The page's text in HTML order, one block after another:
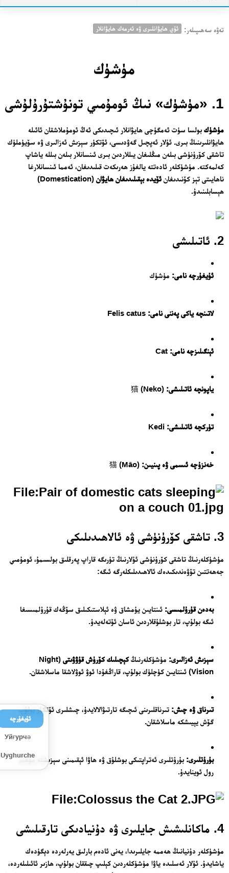
تەۋە سەھىپىلەر: ئۆي ھايۋانلىرى ۋە ئەرمەك ھايۋانلار
مۈشۈك
1. «مۈشۈك» نىڭ ئومۇمىي تونۇشتۇرۇلۇشى
مۈشۈك بولسا سۈت ئەمگۈچى ھايۋانلار ئىچىدىكى ئەڭ ئومۇملاشقان ئائىلە
ھايۋانلىرىنىڭ بىرى. ئۇلار ئەپچىل گەۋدىسى، ئۆتكۈر سېزىش ئەزالىرى ۋە سۆيۈملۈك
تاشقى كۆرۈنۈشى بىلەن مىڭلىغان يىللاردىن بىرى ئىنسانلار بىلەن بىللە ياشاپ
كەلمەكتە. مۈشۈكلەر ئادەتتە يالغۇز ھەرىكەت قىلىدىغان، ئەمما ئىنسانلارغا
ناھايىتى تېز كۆنىدىغان ئۆيدە بېقىلىدىغان ھايۋان
(Domestication)
ھېسابلىنىدۇ.
2. ئاتىلىشى
ئۇيغۇرچە نامى: مۈشۈك
لاتىنچە ياكى پەننى نامى:
ئېنگىلىزچە نامى:
ياپونچە ئاتىلىشى:
تۈركچە ئاتىلىشى:
خەنزۇچە ئىسمى ۋە پىنيىن:
3. تاشقى كۆرۈنۈشى ۋە ئالاھىدىلىكى
مۈشۈكلەرنىڭ تاشقى كۆرۈنۈشى ئۇلارنىڭ تۈرىگە قاراپ پەرقلىق بولسىمۇ، ئومۇمىي
جەھەتتىن تۆۋەندىكىدەك ئالاھىدىلىكلەرگە ئىگە:
بەدەن قۇرۇلمىسى: ئىنتايىن يۇمشاق ۋە ئېلاستىكىلىق سۆڭەك قۇرۇلمىسىغا
ئىگە بولۇپ، تار بوشلۇقلاردىن ئاسان ئۆتەلەيدۇ.
سېزىش ئەزالىرى: مۈشۈكلەرنىڭكېچىلىك كۆرۈش قۇۋۋىتى (Night
Vision) ئىنتايىن كۈچلۈك بولۇپ، قاراڭغۇدا ئوۋ ئوۋلاشقا ماسلاشقان.
تىرناق ۋە چىش: تىرناقلىرىنى ئىچىگە تارتىۋالالايدۇ، چىشلىرى ئۆتكۈر بولۇپ
گۆش يېيىشكە ماسلاشقان.
بۇرۇتلىرى: بۇرۇتلىرى ئەتراپتىكى بوشلۇق ۋە ھاۋا ئېقىمىنى سېزىشتە مۇھىم
رول ئوينايدۇ.
4. ماكانلىشىش جايلىرى ۋە دۇنيادىكى تارقىلىشى
مۈشۈكلەر دۇنيانىڭ ھەممە جايلىرىدا، يەنى ئادەم بارلىق يەرلەردە دېگۈدەك
ياشايدۇ. ئۇلار ئەسلىدە ياۋا مۈشۈكلەردىن كېلىپ چىققان بولۇپ، ھازىر ئائىلىلەردە،
ئۇيغۇرچە
Уйғурчә
Uyghurche